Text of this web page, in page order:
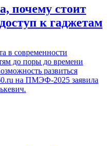
почему стоит
к гаджетам
в современности
до поры до времени
развиться
на ПМЭФ-2025 заявила